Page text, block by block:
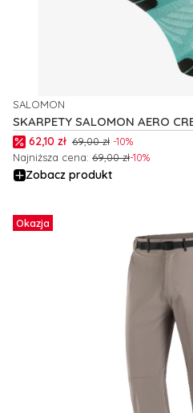
SKARPETY SALOMON AERO
PRODUCENT
SALOMON
Cena promocyjna
62,10 zł 69,00 zł -10%
Najniższa cena: 69,00 zł-10%
Zobacz produkt
Okazja